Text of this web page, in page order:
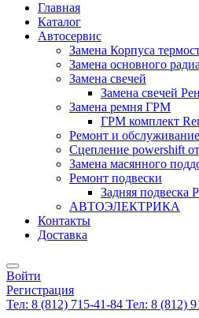
Главная
Каталог
Автосервис
Замена Корпуса
Замена основного
Замена свечей
Замена свечей
Замена ремня ГРМ
ГРМ комплект
Ремонт и
Сцепление powershift
Замена масянного
Ремонт подвески
Задняя подвеска
АВТОЭЛЕКТРИКА
Контакты
Доставка
Войти
Регистрация
Тел: 8 (812) 715-41-84 Тел: 8 (812)